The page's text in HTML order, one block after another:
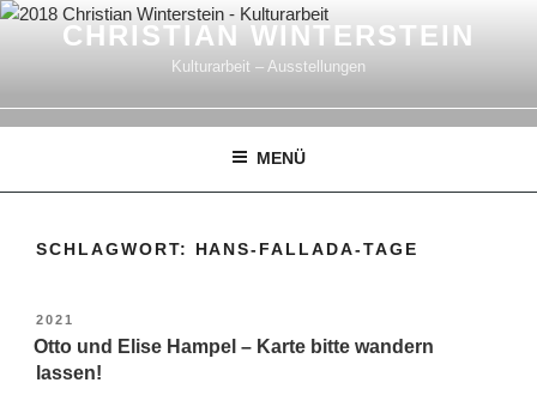
Zum
CHRISTIAN WINTERSTEIN
Kulturarbeit – Ausstellungen
MENÜ
SCHLAGWORT: HANS-FALLADA-TAGE
VERÖFFENTLICHT
AM
2021
Otto und Elise Hampel – Karte bitte wandern
lassen!